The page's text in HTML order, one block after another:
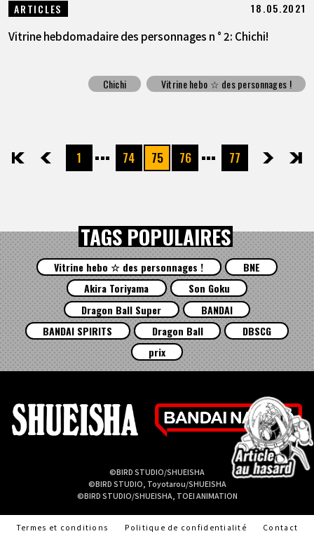
ARTICLES 18.05.2021
Vitrine hebdomadaire des personnages n ° 2: Chichi!
Chichi Vitrine hebo ☆ des personnages !
先頭 前へ1 74 75 76 77次へ最後
TAGS POPULAIRES
Vitrine hebo ☆ des personnages !
BNE
Akira Toriyama
Son Goku
Dragon Ball Super
BANDAI
BANDAI SPIRITS
Dragon Ball
DBSCG
prix
©BIRD STUDIO/SHUEISHA
©BIRD STUDIO, Toyotarou/SHUEISHA
©BIRD STUDIO/SHUEISHA, TOEI ANIMATION
Termes et conditions Politique de confidentialité Contact